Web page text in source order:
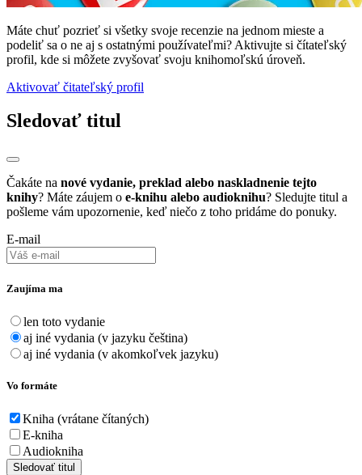
Máte chuť pozrieť si všetky svoje recenzie na jednom mieste a
podeliť sa o ne aj s ostatnými používateľmi? Aktivujte si čítateľský
profil, kde si môžete zvyšovať svoju knihomoľskú úroveň.
Aktivovať čitateľský profil
Sledovať titul
Čakáte na nové vydanie, preklad alebo naskladnenie tejto
knihy? Máte záujem o e-knihu alebo audioknihu? Sledujte titul a
pošleme vám upozornenie, keď niečo z toho pridáme do ponuky.
E-mail
Zaujíma ma
len toto vydanie
aj iné vydania (v jazyku čeština)
aj iné vydania (v akomkoľvek jazyku)
Vo formáte
Kniha (vrátane čítaných)
E-kniha
Audiokniha
Sledovať titul